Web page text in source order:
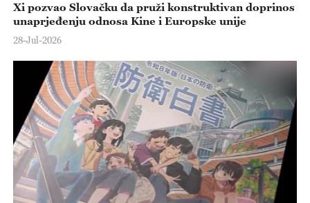
Xi pozvao Slovačku da pruži konstruktivan doprinos
unaprjeđenju odnosa Kine i Europske unije
28-Jul-2026